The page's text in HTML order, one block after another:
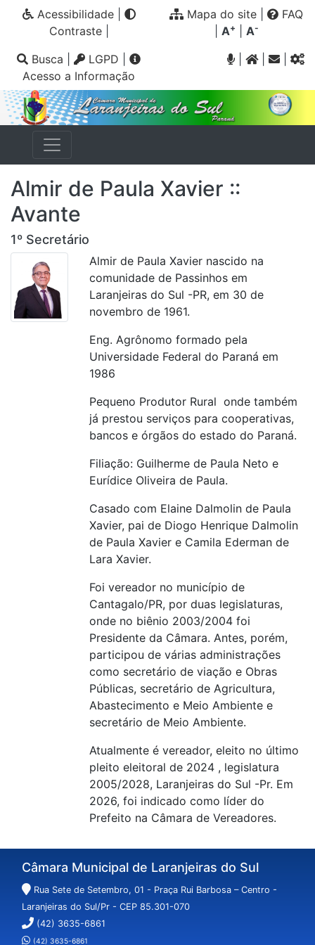
Acessibilidade|
Contraste|
Mapa do site
FAQ
A+ A-
Busca LGPD
Acesso a Informação
|
Almir de Paula Xavier ::
Avante
1º Secretário
Almir de Paula Xavier nascido na
comunidade de Passinhos em
Laranjeiras do Sul -PR, em 30 de
novembro de 1961.
Eng. Agrônomo formado pela
Universidade Federal do Paraná em
1986
Pequeno Produtor Rural onde também
já prestou serviços para cooperativas,
bancos e órgãos do estado do Paraná.
Filiação: Guilherme de Paula Neto e
Eurídice Oliveira de Paula.
Casado com Elaine Dalmolin de Paula
Xavier, pai de Diogo Henrique Dalmolin
de Paula Xavier e Camila Ederman de
Lara Xavier.
Foi vereador no município de
Cantagalo/PR, por duas legislaturas,
onde no biênio 2003/2004 foi
Presidente da Câmara. Antes, porém,
participou de várias administrações
como secretário de viação e Obras
Públicas, secretário de Agricultura,
Abastecimento e Meio Ambiente e
secretário de Meio Ambiente.
Atualmente é vereador, eleito no último
pleito eleitoral de 2024 , legislatura
2005/2028, Laranjeiras do Sul -Pr. Em
2026, foi indicado como líder do
Prefeito na Câmara de Vereadores.
Câmara Municipal de Laranjeiras do Sul
Rua Sete de Setembro, 01 - Praça Rui Barbosa – Centro -
Laranjeiras do Sul/Pr - CEP 85.301-070
(42) 3635-6861
(42) 3635-6861